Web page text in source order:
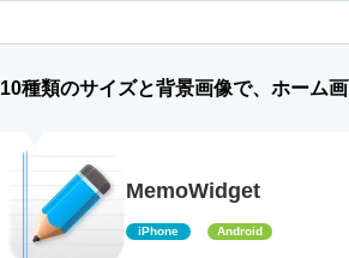
10種類のサイズと背景画像で、ホーム
MemoWidget
iPhone Android